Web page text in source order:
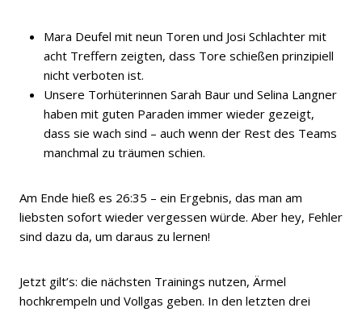
Mara Deufel mit neun Toren und Josi Schlachter mit
acht Treffern zeigten, dass Tore schießen prinzipiell
nicht verboten ist.
Unsere Torhüterinnen Sarah Baur und Selina Langner
haben mit guten Paraden immer wieder gezeigt,
dass sie wach sind – auch wenn der Rest des Teams
manchmal zu träumen schien.
Am Ende hieß es 26:35 – ein Ergebnis, das man am
liebsten sofort wieder vergessen würde. Aber hey, Fehler
sind dazu da, um daraus zu lernen!
Jetzt gilt’s: die nächsten Trainings nutzen, Ärmel
hochkrempeln und Vollgas geben. In den letzten drei